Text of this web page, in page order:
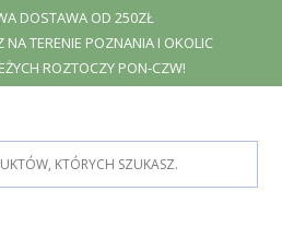
DOSTAWA OD 250ZŁ
TERENIE POZNANIA I OKOLIC
ROZTOCZY PON-CZW!
KTÓRYCH SZUKASZ.